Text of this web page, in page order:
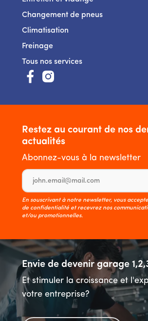
Changement de pneus
Climatisation
Freinage
Tous nos services
Restez au courant de nos
actualités
Abonnez-vous à la newsletter
En souscrivant à notre newsletter, vous
de confidentialité et recevrez nos
et/ou promotionnelles.
Envie de devenir garage
Et stimuler la croissance et
votre entreprise?